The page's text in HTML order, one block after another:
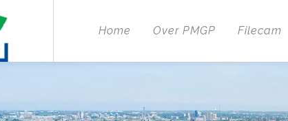
Home Over PMGP Filecam